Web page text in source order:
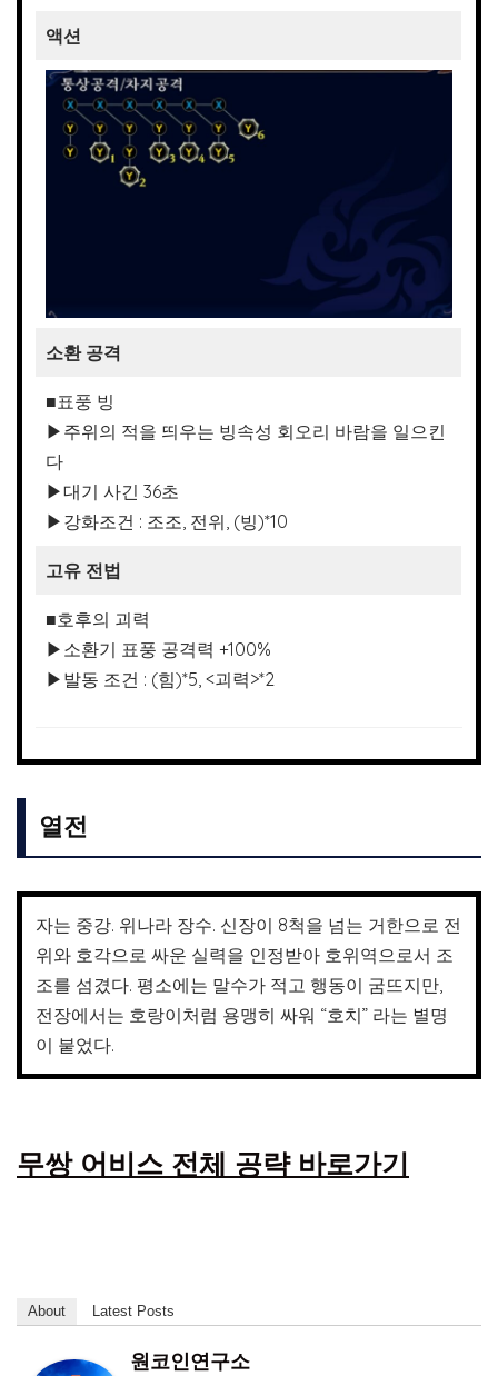
액션
소환 공격
■표풍 빙
▶주위의 적을 띄우는 빙속성 회오리 바람을 일으킨
다
▶대기 사긴 36초
▶강화조건 : 조조, 전위, (빙)*10
고유 전법
■호후의 괴력
▶소환기 표풍 공격력 +100%
▶발동 조건 : (힘)*5, <괴력>*2
열전
자는 중강. 위나라 장수. 신장이 8척을 넘는 거한으로 전
위와 호각으로 싸운 실력을 인정받아 호위역으로서 조
조를 섬겼다. 평소에는 말수가 적고 행동이 굼뜨지만,
전장에서는 호랑이처럼 용맹히 싸워 “호치” 라는 별명
이 붙었다.
무쌍 어비스 전체 공략 바로가기
About Latest Posts
원코인연구소